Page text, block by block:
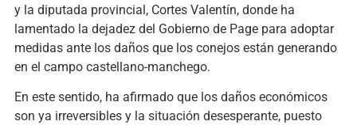
y la diputada provincial, Cortes Valentín, donde ha
lamentado la dejadez del Gobierno de Page para adoptar
medidas ante los daños que los conejos están generando
en el campo castellano-manchego.
En este sentido, ha afirmado que los daños económicos
son ya irreversibles y la situación desesperante, puesto